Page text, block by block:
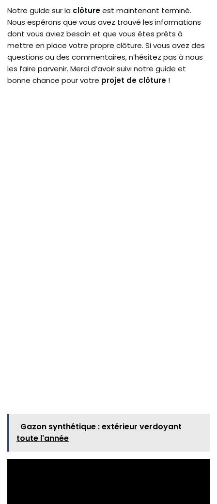
Notre guide sur la clôtureest maintenant terminé.
Nous espérons que vous avez trouvé les informations
dont vous aviez besoin et que vous êtes prêts à
mettre en place votre propre clôture. Si vous avez des
questions ou des commentaires, n’hésitez pas à nous
les faire parvenir. Merci d’avoir suivi notre guide et
bonne chance pour votre projet de clôture !
Gazon synthétique : extérieur verdoyant
toute l'année